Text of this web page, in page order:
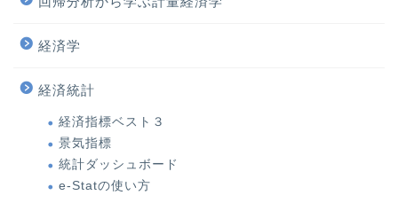
経済学
経済統計
経済指標ベスト３
景気指標
統計ダッシュボード
e-Statの使い方